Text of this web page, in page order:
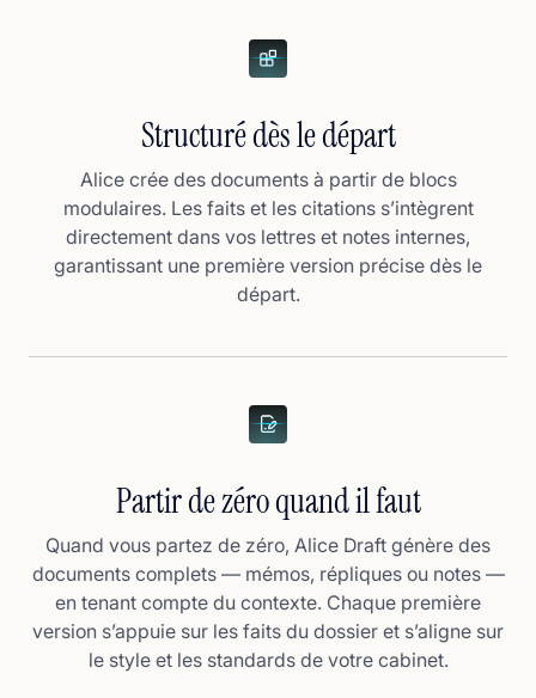
Structuré dès le départ
Alice crée des documents à partir de blocs
modulaires. Les faits et les citations s’intègrent
directement dans vos lettres et notes internes,
garantissant une première version précise dès le
départ.
Partir de zéro quand il faut
Quand vous partez de zéro, Alice Draft génère des
documents complets — mémos, répliques ou notes —
en tenant compte du contexte. Chaque première
version s’appuie sur les faits du dossier et s’aligne sur
le style et les standards de votre cabinet.